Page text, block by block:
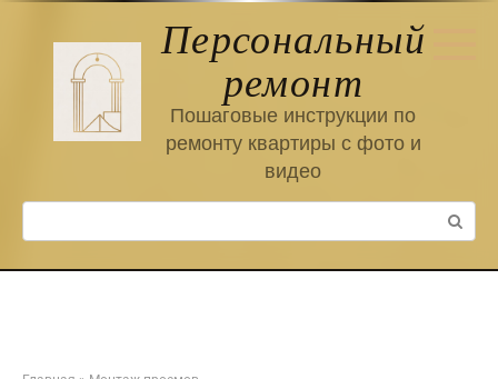
Персональный
ремонт
Пошаговые инструкции по
ремонту квартиры с фото и
видео
Поиск: